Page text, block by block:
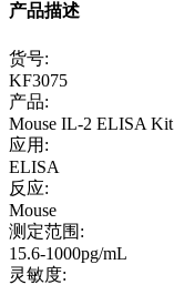
产品描述
货号:
KF3075
产品:
Mouse IL-2 ELISA Kit
应用:
ELISA
反应:
Mouse
测定范围:
15.6-1000pg/mL
灵敏度: